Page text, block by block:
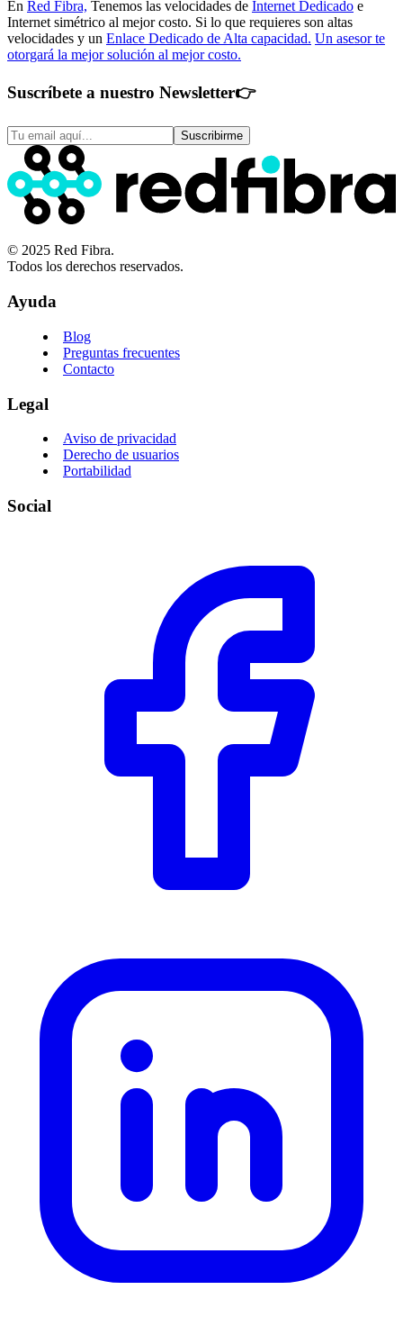
En Red Fibra, Tenemos las velocidades de Internet Dedicado e
Internet simétrico al mejor costo. Si lo que requieres son altas
velocidades y un Enlace Dedicado de Alta capacidad. Un asesor te
otorgará la mejor solución al mejor costo.
Suscríbete a nuestro Newsletter👉
Suscribirme
© 2025 Red Fibra.
Todos los derechos reservados.
Ayuda
Blog
Preguntas frecuentes
Contacto
Legal
Aviso de privacidad
Derecho de usuarios
Portabilidad
Social